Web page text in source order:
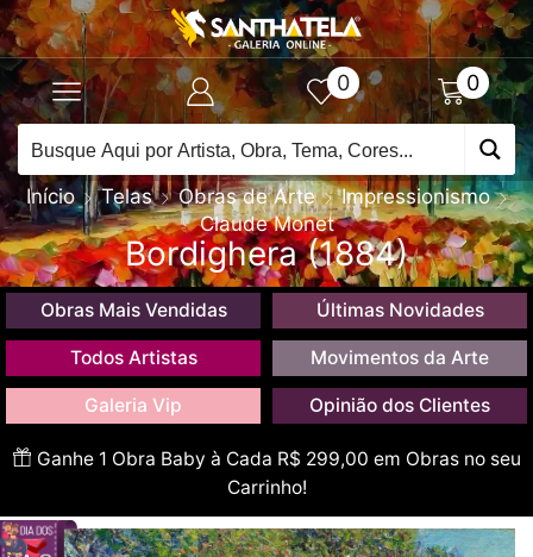
0 0
Início Telas Obras de Arte
Impressionismo
Claude Monet
Bordighera (1884)
Obras Mais Vendidas Últimas Novidades
Todos Artistas Movimentos da Arte
Galeria Vip Opinião dos Clientes
Ganhe 1 Obra Baby à Cada R$ 299,00 em Obras no seu
Carrinho!